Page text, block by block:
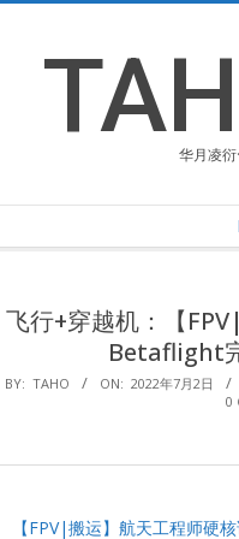
content
华月凌衍
Navigation
飞行+穿越机：【
Betaflight
BY: TAHO ON: 2022年7月2日
0
【FPV|搬运】航天工程师硬